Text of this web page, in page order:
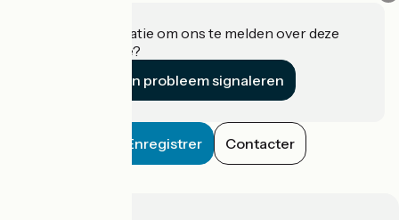
Heeft u informatie om ons te melden over deze
accommodatie?
Een probleem signaleren
Enregistrer Contacter